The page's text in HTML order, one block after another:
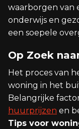
waarborgen van
onderwijs en
een soepele
Op Zoek
Het proces van
woning in het
Belangrijke
huurprijzen en
Tips voor